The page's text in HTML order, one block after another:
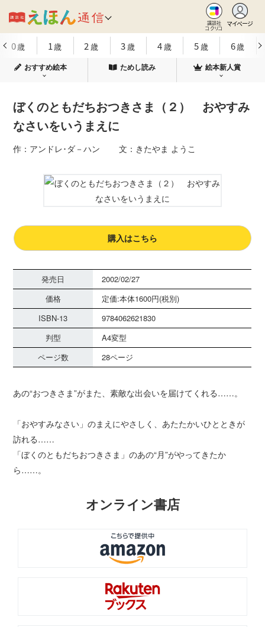
講談社
コクリコ
マイページ
0歳 1歳 2 歳 3歳 4歳 5歳 6歳
おすすめ絵本 ためし読み 絵本新人賞
ぼくのともだちおつきさま（２） おやすみ
なさいをいうまえに
作：アンドレ･ダ－ハン 文：きたやま ようこ
購入はこちら
発売日
2002/02/27
価格
定価:本体1600円(税別)
ISBN-13
9784062621830
判型
A4変型
ページ数
28ページ
あの“おつきさま”がまた、素敵な出会いを届けてくれる……。
「おやすみなさい」のまえにやさしく、あたたかいひとときが
訪れる……
「ぼくのともだちおつきさま」のあの“月”がやってきたか
ら……。
オンライン書店